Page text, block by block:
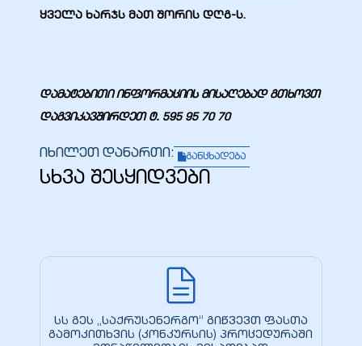
ყველა ხარჯს მათ შორის დღგ-ს.
დამატებითი ინფორმაციის მისაღებად გთხოვთ
დაგვიკავშირდეთ ტ. 595 95 70 70
იხილეთ დანართი: განცხადება
სხვა შესყიდვები
სს გეს „საქრუსენერგო“ გიწვევთ ფასთა
გამოკითხვის (კონკურსის) პროცედურაში